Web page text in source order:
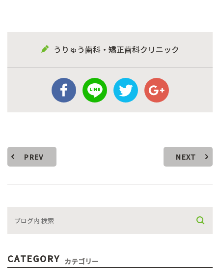
うりゅう歯科・矯正歯科クリニック
PREV NEXT
CATEGORY カテゴリー